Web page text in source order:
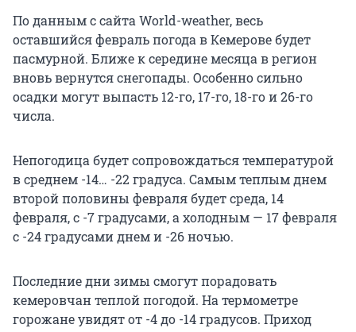
По данным с сайта World-weather, весь
оставшийся февраль погода в Кемерове будет
пасмурной. Ближе к середине месяца в регион
вновь вернутся снегопады. Особенно сильно
осадки могут выпасть 12-го, 17-го, 18-го и 26-го
числа.
Непогодица будет сопровождаться температурой
в среднем -14… -22 градуса. Самым теплым днем
второй половины февраля будет среда, 14
февраля, с -7 градусами, а холодным — 17 февраля
с -24 градусами днем и -26 ночью.
Последние дни зимы смогут порадовать
кемеровчан теплой погодой. На термометре
горожане увидят от -4 до -14 градусов. Приход